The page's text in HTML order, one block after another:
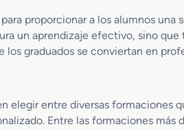
proporcionar a los alumnos una
un aprendizaje efectivo, sino
graduados se conviertan en
elegir entre diversas formaciones
Entre las formaciones más